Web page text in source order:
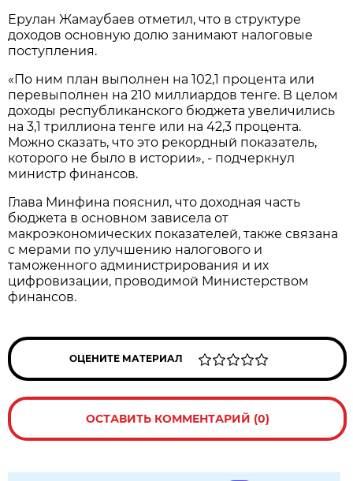
Ерулан Жамаубаев отметил, что в структуре
доходов основную долю занимают налоговые
поступления.
«По ним план выполнен на 102,1 процента или
перевыполнен на 210 миллиардов тенге. В целом
доходы республиканского бюджета увеличились
на 3,1 триллиона тенге или на 42,3 процента.
Можно сказать, что это рекордный показатель,
которого не было в истории», - подчеркнул
министр финансов.
Глава Минфина пояснил, что доходная часть
бюджета в основном зависела от
макроэкономических показателей, также связана
с мерами по улучшению налогового и
таможенного администрирования и их
цифровизации, проводимой Министерством
финансов.
ОЦЕНИТЕ МАТЕРИАЛ
ОСТАВИТЬ КОММЕНТАРИЙ (0)